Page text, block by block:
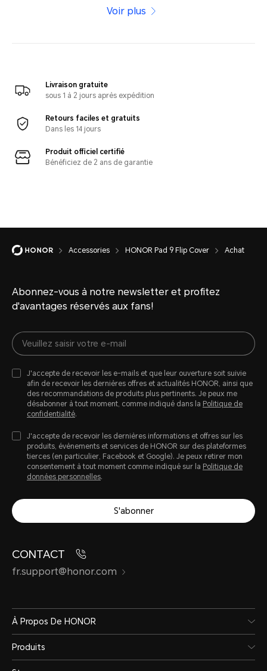
Voir plus
Livraison gratuite
sous 1 à 2 jours après expédition
Retours faciles et gratuits
Dans les 14 jours
Produit officiel certifié
Bénéficiez de 2 ans de garantie
Accessories HONOR Pad 9 Flip Cover Achat
Abonnez-vous à notre newsletter et profitez
d'avantages réservés aux fans!
J'accepte de recevoir les e-mails et que leur ouverture soit suivie
afin de recevoir les dernières offres et actualités HONOR, ainsi que
des recommandations de produits plus pertinents. Je peux me
désabonner à tout moment, comme indiqué dans la Politique de
confidentialité.
J'accepte de recevoir les dernières informations et offres sur les
produits, évènements et services de HONOR sur des plateformes
tierces (en particulier, Facebook et Google). Je peux retirer mon
consentement à tout moment comme indiqué sur la Politique de
données personnelles.
S'abonner
CONTACT
fr.support@honor.com
À Propos De HONOR
Produits